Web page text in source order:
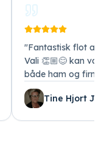
"Fantastisk flot
Vali 👏🏼😊 kan
både ham og
Tine Hjort